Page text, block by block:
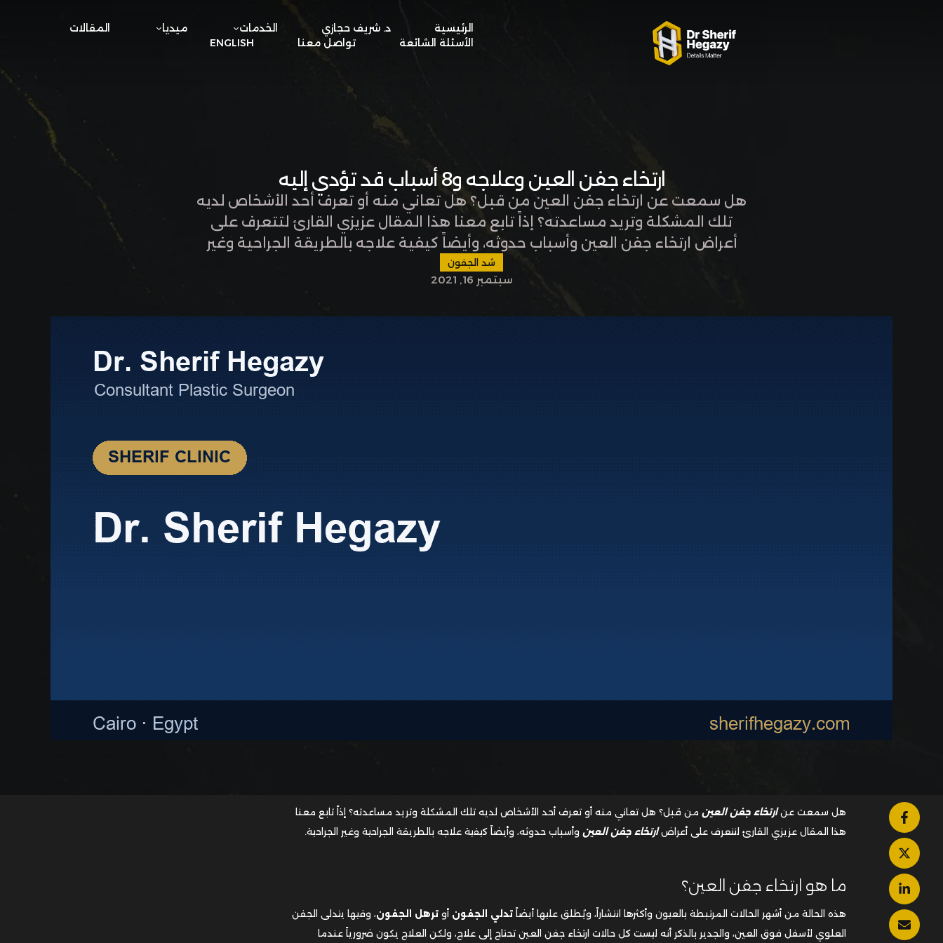
الرئيسية د. شريف حجازي الخدمات ميديا
المقالات
الأسئلة الشائعة
تواصل معنا ENGLISH
ارتخاء جفن العين وعلاجه و8 أسباب قد تؤدي إليه
هل سمعت عن ارتخاء جفن العين من قبل؟ هل تعاني منه أو تعرف أحد الأشخاص لديه
تلك المشكلة وتريد مساعدته؟ إذاً تابع معنا هذا المقال عزيزي القارئ لتتعرف على
أعراض ارتخاء جفن العين وأسباب حدوثه، وأيضاً كيفية علاجه بالطريقة الجراحية وغير
الجراحية. ما هو ارتخاء جفن العين؟ هذه الحالة من أشهر الحالات المرتبطة بالعيون
وأكثرها …
شد الجفون
سبتمبر 16, 2021
هل سمعت عنارتخاء جفن العين من قبل؟ هل تعاني منه أو تعرف أحد الأشخاص لديه تلك المشكلة وتريد مساعدته؟ إذاً تابع معنا
هذا المقال عزيزي القارئ لتتعرف على أعراضارتخاء جفن العين وأسباب حدوثه، وأيضاً كيفية علاجه بالطريقة الجراحية وغير الجراحية.
ما هو ارتخاء جفن العين؟
هذه الحالة من أشهر الحالات المرتبطة بالعيون وأكثرها انتشاراً، ويُطلق عليها أيضاً تدلي الجفون أو ترهل الجفون، وفيها يتدلى الجفن
العلوي لأسفل فوق العين، والجدير بالذكر أنه ليست كل حالات ارتخاء جفن العين تحتاج إلى علاج، ولكن العلاج يكون ضرورياً عندما